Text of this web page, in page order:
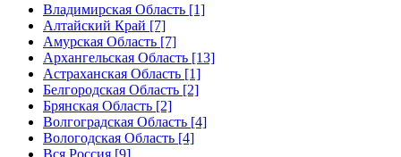
Владимирская Область [1]
Алтайский Край [7]
Амурская Область [7]
Архангельская Область [13]
Астраханская Область [1]
Белгородская Область [2]
Брянская Область [2]
Волгоградская Область [4]
Вологодская Область [4]
Вся Россия [9]